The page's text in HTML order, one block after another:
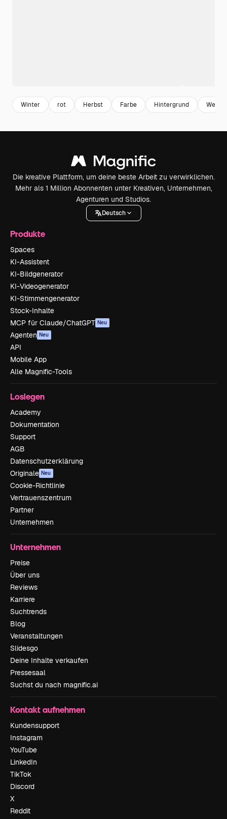
Winter rot Herbst Farbe Hintergrund Weiß
Die kreative Plattform, um deine beste Arbeit zu verwirklichen.
Mehr als 1 Million Abonnenten unter Kreativen, Unternehmen,
Agenturen und Studios.
Deutsch
Produkte
Spaces
KI-Assistent
KI-Bildgenerator
KI-Videogenerator
KI-Stimmengenerator
Stock-Inhalte
MCP für Claude/ChatGPT Neu
Agenten Neu
API
Mobile App
Alle Magnific-Tools
Loslegen
Academy
Dokumentation
Support
AGB
Datenschutzerklärung
Originale Neu
Cookie-Richtlinie
Vertrauenszentrum
Partner
Unternehmen
Unternehmen
Preise
Über uns
Reviews
Karriere
Suchtrends
Blog
Veranstaltungen
Slidesgo
Deine Inhalte verkaufen
Pressesaal
Suchst du nach magnific.ai
Kontakt aufnehmen
Kundensupport
Instagram
YouTube
LinkedIn
TikTok
Discord
X
Reddit